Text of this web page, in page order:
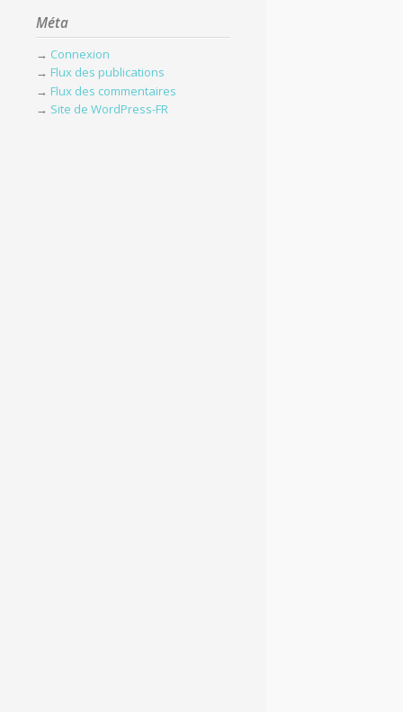
Méta
Connexion
Flux des publications
Flux des commentaires
Site de WordPress-FR